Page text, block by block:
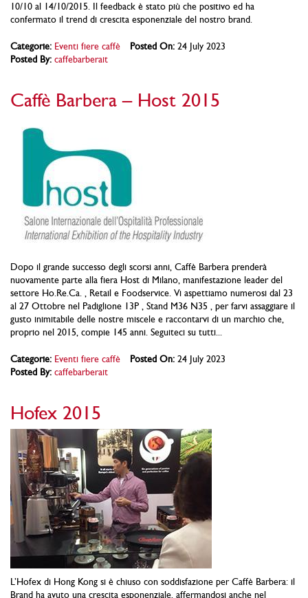
10/10 al 14/10/2015. Il feedback è stato più che positivo ed ha
confermato il trend di crescita esponenziale del nostro brand.
Categorie: Eventi fiere caffè Posted On: 24 July 2023
Posted By: caffebarberait
Caffè Barbera – Host 2015
Dopo il grande successo degli scorsi anni, Caffè Barbera prenderà
nuovamente parte alla fiera Host di Milano, manifestazione leader del
settore Ho.Re.Ca. , Retail e Foodservice. Vi aspettiamo numerosi dal 23
al 27 Ottobre nel Padiglione 13P , Stand M36 N35 , per farvi assaggiare il
gusto inimitabile delle nostre miscele e raccontarvi di un marchio che,
proprio nel 2015, compie 145 anni. Seguiteci su tutti...
Categorie: Eventi fiere caffè Posted On: 24 July 2023
Posted By: caffebarberait
Hofex 2015
L’Hofex di Hong Kong si è chiuso con soddisfazione per Caffè Barbera: il
Brand ha avuto una crescita esponenziale, affermandosi anche nel